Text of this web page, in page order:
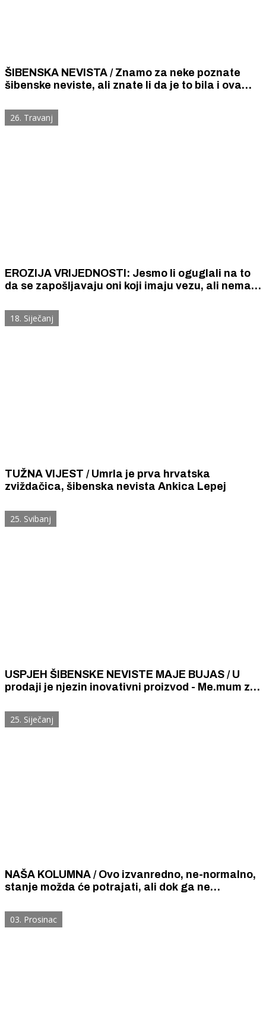
ŠIBENSKA NEVISTA / Znamo za neke poznate
šibenske neviste, ali znate li da je to bila i ova
26. Travanj
EROZIJA VRIJEDNOSTI: Jesmo li oguglali na to
da se zapošljavaju oni koji imaju vezu, ali nemaju
18. Siječanj
TUŽNA VIJEST / Umrla je prva hrvatska
zviždačica, šibenska nevista Ankica Lepej
25. Svibanj
USPJEH ŠIBENSKE NEVISTE MAJE BUJAS / U
prodaji je njezin inovativni proizvod - Me.mum za
25. Siječanj
NAŠA KOLUMNA / Ovo izvanredno, ne-normalno,
stanje možda će potrajati, ali dok ga ne
tinjati želja za povratkom na normalno, ljudsko
03. Prosinac